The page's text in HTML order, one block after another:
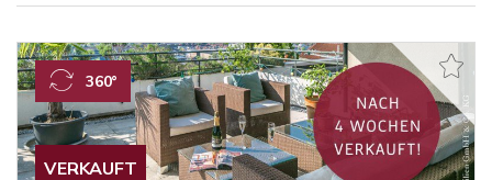
VERKAUFT
360°